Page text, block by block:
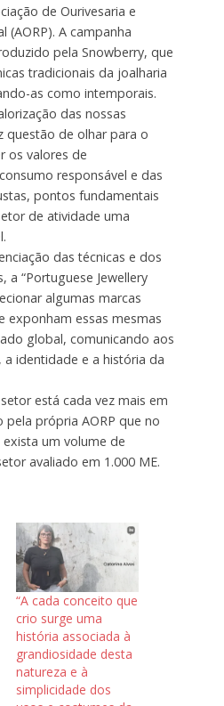
de Ourivesaria e
(AORP). A campanha
pela Snowberry, que
tradicionais da joalharia
as como intemporais.
das nossas
questão de olhar para o
os valores de
responsável e das
pontos fundamentais
de atividade uma
das técnicas e dos
a “Portuguese Jewellery
algumas marcas
exponham essas mesmas
global, comunicando aos
identidade e a história da
está cada vez mais em
própria AORP que no
um volume de
avaliado em 1.000 ME.
“A cada conceito que
crio surge uma
história associada à
grandiosidade desta
natureza e à
simplicidade dos